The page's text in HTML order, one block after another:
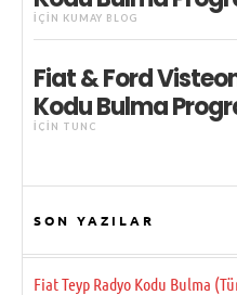
IÇIN KUMAY BLOG
Fiat & Ford
Kodu Bulma
IÇIN TUNC
SON YAZILAR
Fiat Teyp Radyo Kodu Bulma